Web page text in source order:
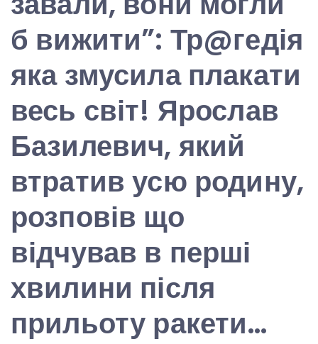
б вижити”: Тр@гедія
яка змусила плакати
весь світ! Ярослав
Базилевич, який
втратив усю родину,
розповів що
відчував в перші
хвилини після
прильоту ракети…